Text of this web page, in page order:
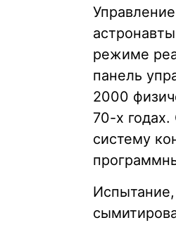
режиме
панель
2000
70-х
систему